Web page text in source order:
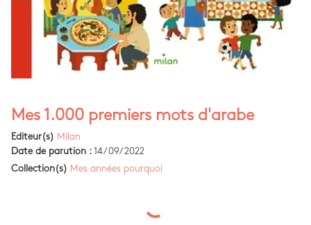
Mes 1.000 premiers mots d'arabe
Editeur(s) Milan
Date de parution : 14/09/2022
Collection(s) Mes années pourquoi